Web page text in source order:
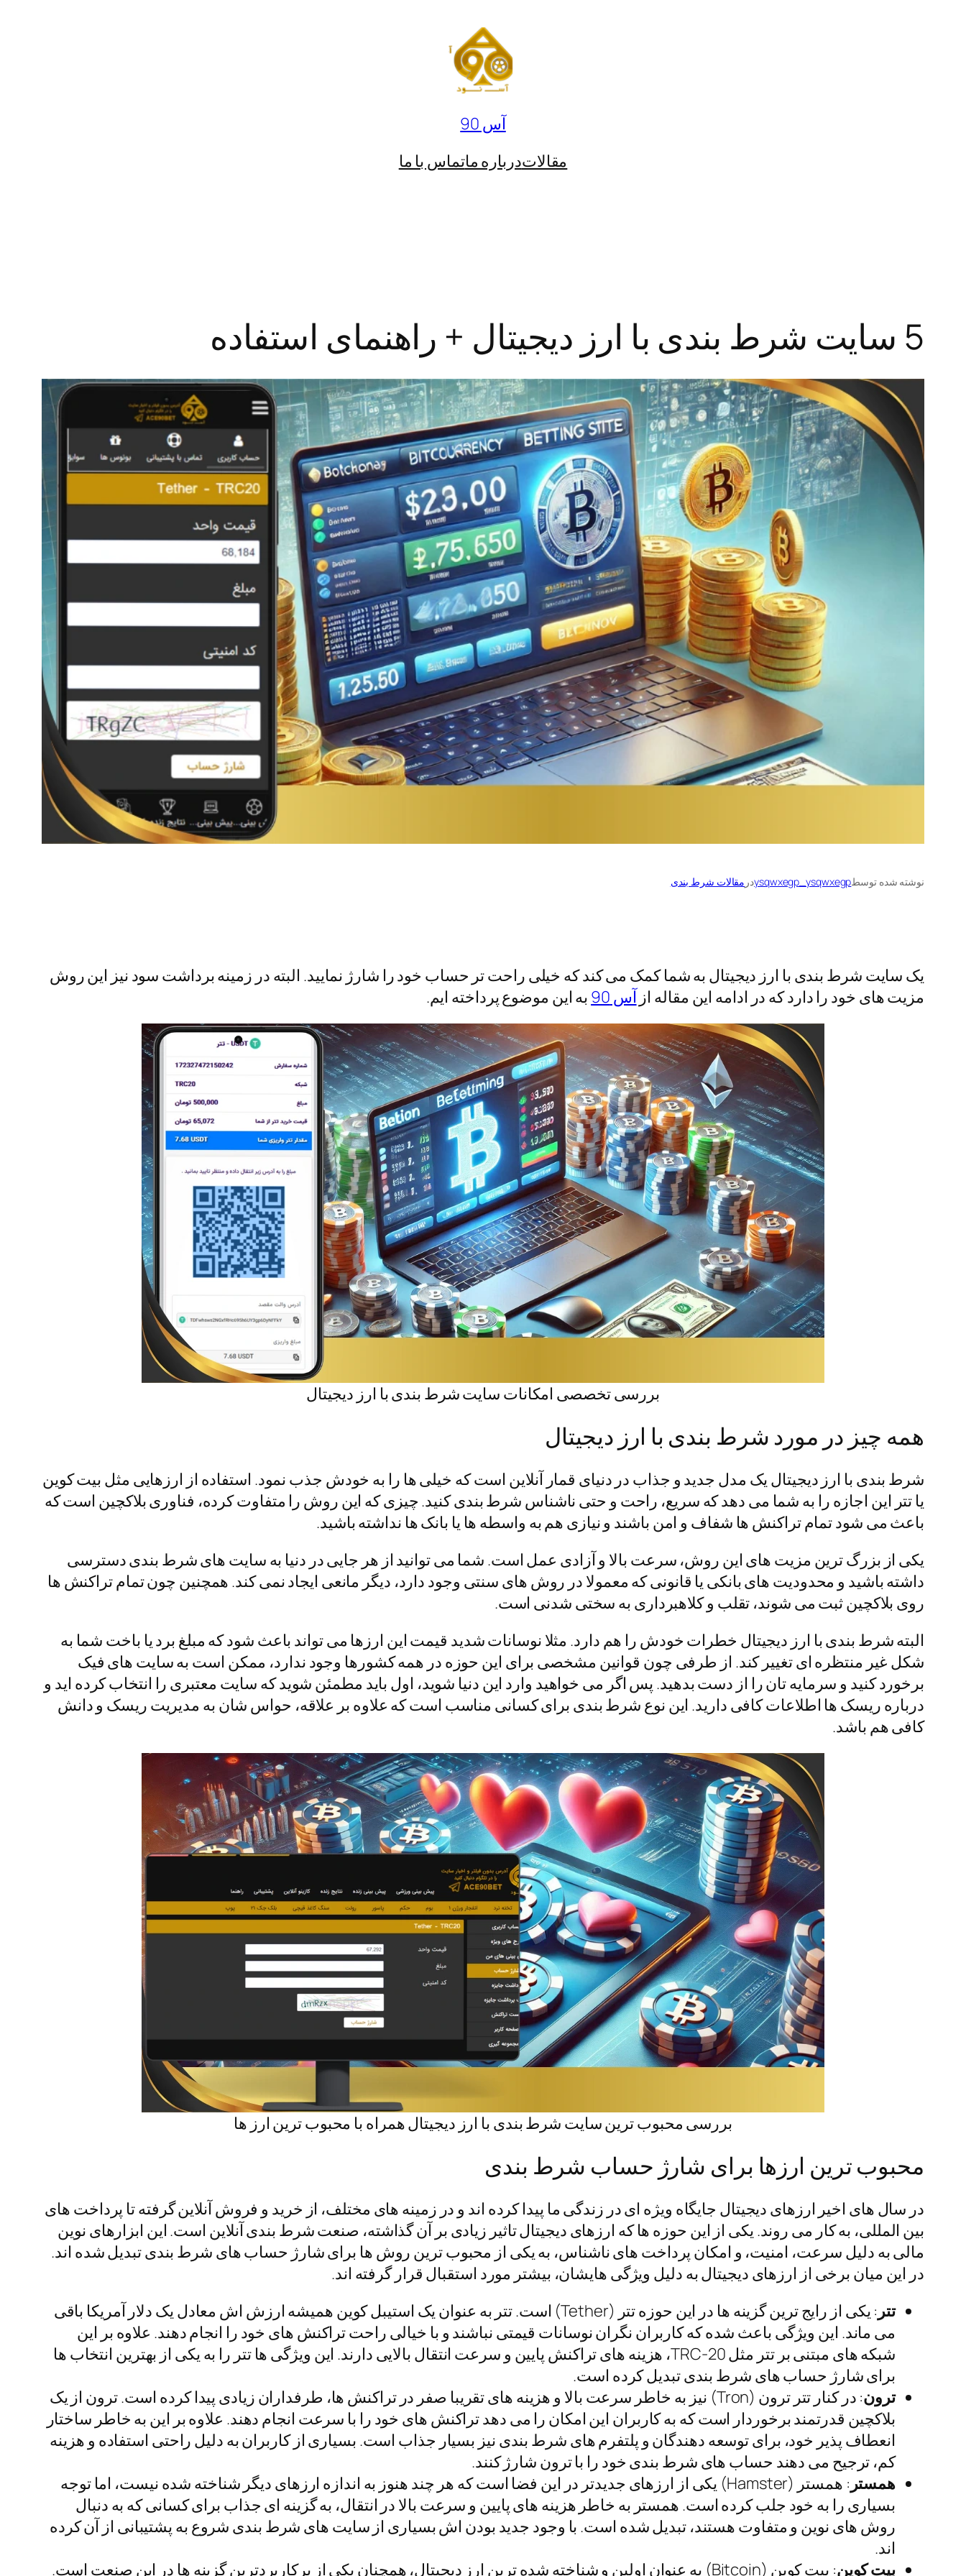
آس 90
مقالاتدرباره ماتماس با ما
5 سایت شرط بندی با ارز دیجیتال + راهنمای استفاده
نوشته شده توسطysqwxegp_ysqwxegpدر مقالات شرط بندی
یک سایت شرط بندی با ارز دیجیتال به شما کمک می کند که خیلی راحت تر حساب خود را شارژ نمایید. البته در زمینه برداشت سود نیز این روش
مزیت های خود را دارد که در ادامه این مقاله ازآس 90 به این موضوع پرداخته ایم.
بررسی تخصصی امکانات سایت شرط بندی با ارز دیجیتال
همه چیز در مورد شرط بندی با ارز دیجیتال
شرط بندی با ارز دیجیتال یک مدل جدید و جذاب در دنیای قمار آنلاین است که خیلی ها را به خودش جذب نمود. استفاده از ارزهایی مثل بیت کوین
یا تتر این اجازه را به شما می دهد که سریع، راحت و حتی ناشناس شرط بندی کنید. چیزی که این روش را متفاوت کرده، فناوری بلاکچین است که
باعث می شود تمام تراکنش ها شفاف و امن باشند و نیازی هم به واسطه ها یا بانک ها نداشته باشید.
یکی از بزرگ ترین مزیت های این روش، سرعت بالا و آزادی عمل است. شما می توانید از هر جایی در دنیا به سایت های شرط بندی دسترسی
داشته باشید و محدودیت های بانکی یا قانونی که معمولا در روش های سنتی وجود دارد، دیگر مانعی ایجاد نمی کند. همچنین چون تمام تراکنش ها
روی بلاکچین ثبت می شوند، تقلب و کلاهبرداری به سختی شدنی است.
البته شرط بندی با ارز دیجیتال خطرات خودش را هم دارد. مثلا نوسانات شدید قیمت این ارزها می تواند باعث شود که مبلغ برد یا باخت شما به
شکل غیر منتظره ای تغییر کند. از طرفی چون قوانین مشخصی برای این حوزه در همه کشورها وجود ندارد، ممکن است به سایت های فیک
برخورد کنید و سرمایه تان را از دست بدهید. پس اگر می خواهید وارد این دنیا شوید، اول باید مطمئن شوید که سایت معتبری را انتخاب کرده اید و
درباره ریسک ها اطلاعات کافی دارید. این نوع شرط بندی برای کسانی مناسب است که علاوه بر علاقه، حواس شان به مدیریت ریسک و دانش
کافی هم باشد.
بررسی محبوب ترین سایت شرط بندی با ارز دیجیتال همراه با محبوب ترین ارز ها
محبوب ترین ارزها برای شارژ حساب شرط بندی
در سال های اخیر ارزهای دیجیتال جایگاه ویژه ای در زندگی ما پیدا کرده اند و در زمینه های مختلف، از خرید و فروش آنلاین گرفته تا پرداخت های
بین المللی، به کار می روند. یکی از این حوزه ها که ارزهای دیجیتال تاثیر زیادی بر آن گذاشته، صنعت شرط بندی آنلاین است. این ابزارهای نوین
مالی به دلیل سرعت، امنیت، و امکان پرداخت های ناشناس، به یکی از محبوب ترین روش ها برای شارژ حساب های شرط بندی تبدیل شده اند.
در این میان برخی از ارزهای دیجیتال به دلیل ویژگی هایشان، بیشتر مورد استقبال قرار گرفته اند.
تتر
: یکی از رایج ترین گزینه ها در این حوزه تتر (Tether) است. تتر به عنوان یک استیبل کوین همیشه ارزش اش معادل یک دلار آمریکا باقی
می ماند. این ویژگی باعث شده که کاربران نگران نوسانات قیمتی نباشند و با خیالی راحت تراکنش های خود را انجام دهند. علاوه بر این
شبکه های مبتنی بر تتر مثل TRC-20، هزینه های تراکنش پایین و سرعت انتقال بالایی دارند. این ویژگی ها تتر را به یکی از بهترین انتخاب ها
برای شارژ حساب های شرط بندی تبدیل کرده است.
ترون
: در کنار تتر ترون (Tron) نیز به خاطر سرعت بالا و هزینه های تقریبا صفر در تراکنش ها، طرفداران زیادی پیدا کرده است. ترون از یک
بلاکچین قدرتمند برخوردار است که به کاربران این امکان را می دهد تراکنش های خود را با سرعت انجام دهند. علاوه بر این به خاطر ساختار
انعطاف پذیر خود، برای توسعه دهندگان و پلتفرم های شرط بندی نیز بسیار جذاب است. بسیاری از کاربران به دلیل راحتی استفاده و هزینه
کم، ترجیح می دهند حساب های شرط بندی خود را با ترون شارژ کنند.
همستر
: همستر (Hamster) یکی از ارزهای جدیدتر در این فضا است که هر چند هنوز به اندازه ارزهای دیگر شناخته شده نیست، اما توجه
بسیاری را به خود جلب کرده است. همستر به خاطر هزینه های پایین و سرعت بالا در انتقال، به گزینه ای جذاب برای کسانی که به دنبال
روش های نوین و متفاوت هستند، تبدیل شده است. با وجود جدید بودن اش بسیاری از سایت های شرط بندی شروع به پشتیبانی از آن کرده
اند.
بیت کوین
: بیت کوین (Bitcoin) به عنوان اولین و شناخته شده ترین ارز دیجیتال، همچنان یکی از پرکاربردترین گزینه ها در این صنعت است.